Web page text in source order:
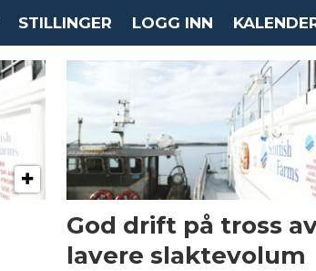
STILLINGER LOGG INN
God drift på tross
lavere slaktevolum